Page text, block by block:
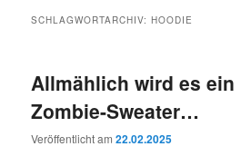
SCHLAGWORTARCHIV:HOODIE
Allmählich wird es ein
Zombie-Sweater…
Veröffentlicht am22.02.2025